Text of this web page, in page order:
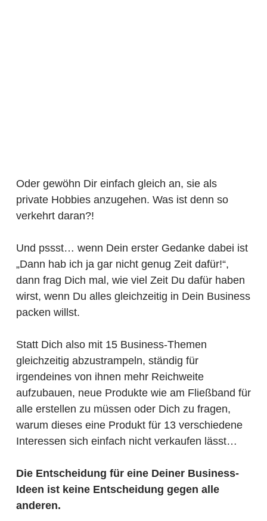
Oder gewöhn Dir einfach gleich an, sie als
private Hobbies anzugehen. Was ist denn so
verkehrt daran?!
Und pssst… wenn Dein erster Gedanke dabei ist
„Dann hab ich ja gar nicht genug Zeit dafür!“,
dann frag Dich mal, wie viel Zeit Du dafür haben
wirst, wenn Du alles gleichzeitig in Dein Business
packen willst.
Statt Dich also mit 15 Business-Themen
gleichzeitig abzustrampeln, ständig für
irgendeines von ihnen mehr Reichweite
aufzubauen, neue Produkte wie am Fließband für
alle erstellen zu müssen oder Dich zu fragen,
warum dieses eine Produkt für 13 verschiedene
Interessen sich einfach nicht verkaufen lässt…
Die Entscheidung für eine Deiner Business-
Ideen ist keine Entscheidung gegen alle
anderen.